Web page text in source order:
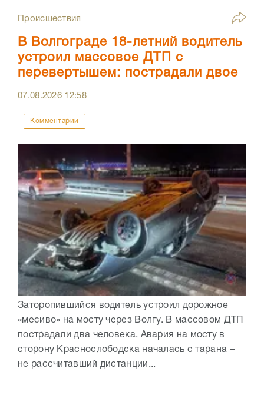
Происшествия
В Волгограде 18-летний водитель
устроил массовое ДТП с
перевертышем: пострадали двое
07.08.2026 12:58
Комментарии
Заторопившийся водитель устроил дорожное
«месиво» на мосту через Волгу. В массовом ДТП
пострадали два человека. Авария на мосту в
сторону Краснослободска началась с тарана –
не рассчитавший дистанции...